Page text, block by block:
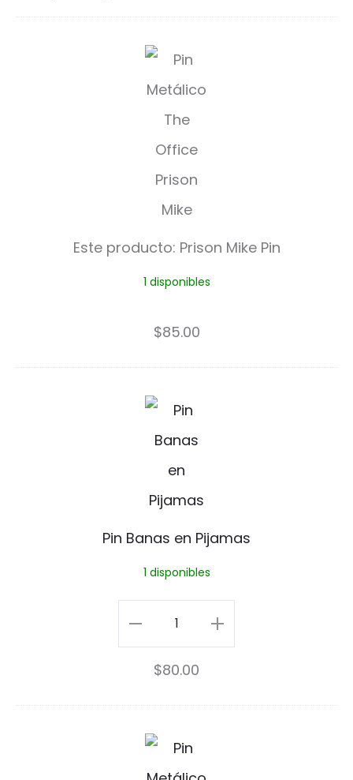
P
r
i
s
o
n
k
e
n
Este producto: Prison Mike Pin
1 disponibles
$85.00
P
i
n
B
a
e
n
P
Pin Banas en Pijamas
1 disponibles
Pin
Banas
Pijamas
cantidad
$80.00
P
i